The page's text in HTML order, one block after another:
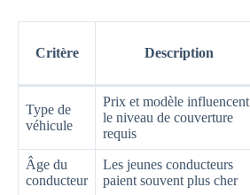
Critère Description
Type de
véhicule
Prix et modèle influencent
le niveau de couverture
requis
Âge du
conducteur
Les jeunes conducteurs
paient souvent plus cher